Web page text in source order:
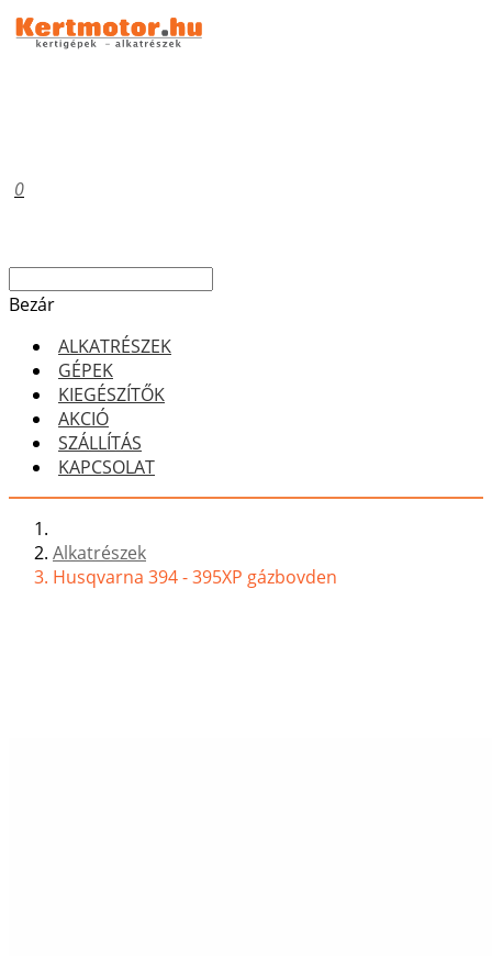
0
Bezár
ALKATRÉSZEK
GÉPEK
KIEGÉSZÍTŐK
AKCIÓ
SZÁLLÍTÁS
KAPCSOLAT
Alkatrészek
Husqvarna 394 - 395XP gázbovden